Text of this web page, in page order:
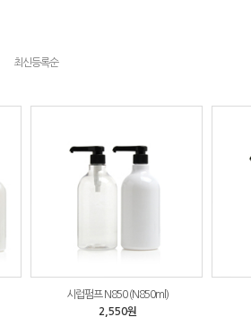
최신등록순
시럽펌프 N850 (N850ml)
2,550원